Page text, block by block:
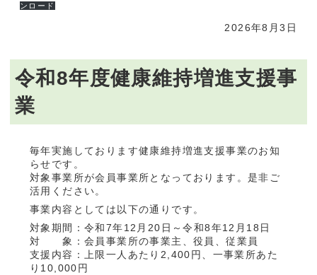
ンロード
2026年8月3日
令和8年度健康維持増進支援事
業
毎年実施しております健康維持増進支援事業のお知
らせです。
対象事業所が会員事業所となっております。是非ご
活用ください。
事業内容としては以下の通りです。
対象期間：令和7年12月20日～令和8年12月18日
対 象：会員事業所の事業主、役員、従業員
支援内容：上限一人あたり2,400円、一事業所あた
り10,000円